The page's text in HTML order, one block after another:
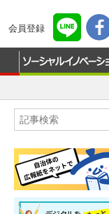
会員登録